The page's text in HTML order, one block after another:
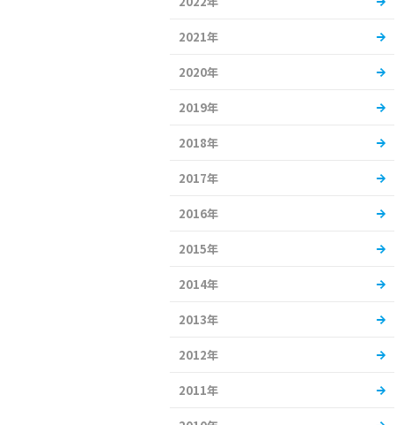
2021年
2020年
2019年
2018年
2017年
2016年
2015年
2014年
2013年
2012年
2011年